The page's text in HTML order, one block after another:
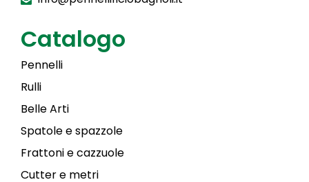
Catalogo
Pennelli
Rulli
Belle Arti
Spatole e spazzole
Frattoni e cazzuole
Cutter e metri